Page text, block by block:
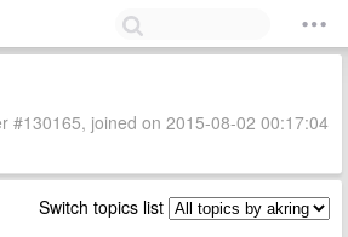
#130165, joined on 2015-08-02 00:17:04
Switch topics list